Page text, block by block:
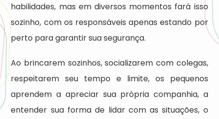
habilidades, mas em diversos momentos fará isso
sozinho, com os responsáveis apenas estando por
perto para garantir sua segurança.
Ao brincarem sozinhos, socializarem com colegas,
respeitarem seu tempo e limite, os pequenos
aprendem a apreciar sua própria companhia, a
entender sua forma de lidar com as situações, o